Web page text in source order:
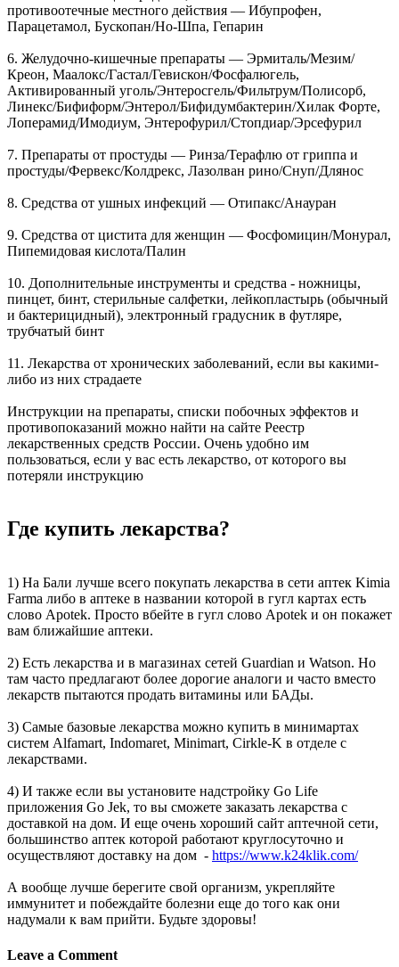
противоотечные местного действия — Ибупрофен,
Парацетамол, Бускопан/Но-Шпа, Гепарин
6. Желудочно-кишечные препараты — Эрмиталь/Мезим/
Креон, Маалокс/Гастал/Гевискон/Фосфалюгель,
Активированный уголь/Энтеросгель/Фильтрум/Полисорб,
Линекс/Бифиформ/Энтерол/Бифидумбактерин/Хилак Форте,
Лоперамид/Имодиум, Энтерофурил/Стопдиар/Эрсефурил
7. Препараты от простуды — Ринза/Терафлю от гриппа и
простуды/Фервекс/Колдрекс, Лазолван рино/Снуп/Длянос
8. Средства от ушных инфекций — Отипакс/Анауран
9. Средства от цистита для женщин — Фосфомицин/Монурал,
Пипемидовая кислота/Палин
10. Дополнительные инструменты и средства - ножницы,
пинцет, бинт, стерильные салфетки, лейкопластырь (обычный
и бактерицидный), электронный градусник в футляре,
трубчатый бинт
11. Лекарства от хронических заболеваний, если вы какими-
либо из них страдаете
Инструкции на препараты, списки побочных эффектов и
противопоказаний можно найти на сайте Реестр
лекарственных средств России. Очень удобно им
пользоваться, если у вас есть лекарство, от которого вы
потеряли инструкцию
Где купить лекарства?
1) На Бали лучше всего покупать лекарства в сети аптек Kimia
Farma либо в аптеке в названии которой в гугл картах есть
слово Apotek. Просто вбейте в гугл слово Apotek и он покажет
вам ближайшие аптеки.
2) Есть лекарства и в магазинах сетей Guardian и Watson. Но
там часто предлагают более дорогие аналоги и часто вместо
лекарств пытаются продать витамины или БАДы.
3) Самые базовые лекарства можно купить в минимартах
систем Alfamart, Indomaret, Minimart, Cirkle-K в отделе с
лекарствами.
4) И также если вы установите надстройку Go Life
приложения Go Jek, то вы сможете заказать лекарства с
доставкой на дом. И еще очень хороший сайт аптечной сети,
большинство аптек которой работают круглосуточно и
осуществляют доставку на дом - https://www.k24klik.com/
А вообще лучше берегите свой организм, укрепляйте
иммунитет и побеждайте болезни еще до того как они
надумали к вам прийти. Будьте здоровы!
Leave a Comment